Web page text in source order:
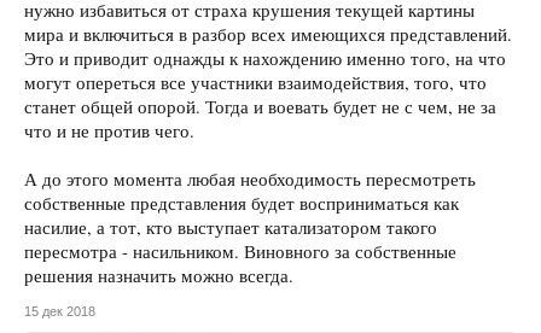
нужно избавиться от страха крушения текущей картины
мира и включиться в разбор всех имеющихся представлений.
Это и приводит однажды к нахождению именно того, на что
могут опереться все участники взаимодействия, того, что
станет общей опорой. Тогда и воевать будет не с чем, не за
что и не против чего.
А до этого момента любая необходимость пересмотреть
собственные представления будет восприниматься как
насилие, а тот, кто выступает катализатором такого
пересмотра - насильником. Виновного за собственные
решения назначить можно всегда.
15 дек 2018